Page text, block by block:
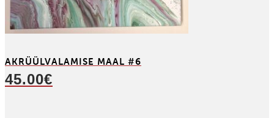
AKRÜÜL­VALAMISE MAAL #6
45.00€